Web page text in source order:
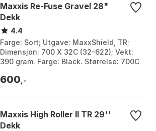
Maxxis Re-Fuse Gravel 28"
Dekk
4.4
Farge: Sort; Utgave: MaxxShield, TR;
Dimensjon: 700 X 32C (32-622); Vekt:
390 gram. Farge: Black. Størrelse: 700C
600 ,-
Maxxis High Roller II TR 29''
Dekk